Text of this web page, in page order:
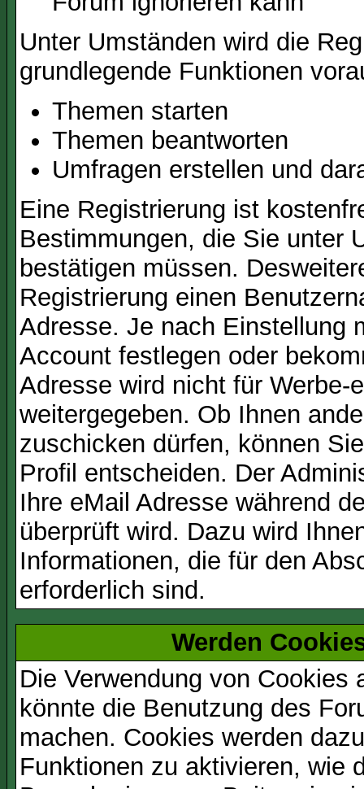
Unter Umständen wird die
grundlegende Funktionen
Themen starten
Themen beantworten
Umfragen erstellen und
Eine Registrierung ist
Bestimmungen, die Sie unter
bestätigen müssen.
Registrierung einen
Adresse. Je nach Einstellung
Account festlegen oder
Adresse wird nicht für
weitergegeben. Ob Ihnen
zuschicken dürfen, können
Profil entscheiden. Der
Ihre eMail Adresse während
überprüft wird. Dazu wird
Informationen, die für den
erforderlich sind.
Werden
Die Verwendung von
könnte die Benutzung des
machen. Cookies werden
Funktionen zu aktivieren, wie